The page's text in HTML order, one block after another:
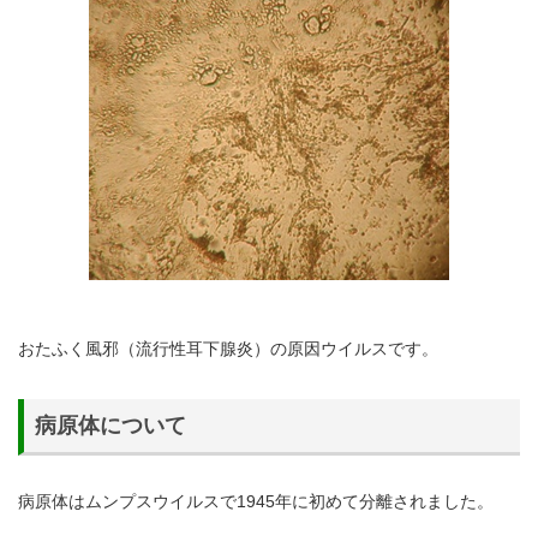
おたふく風邪（流行性耳下腺炎）の原因ウイルスです。
病原体について
病原体はムンプスウイルスで1945年に初めて分離されました。